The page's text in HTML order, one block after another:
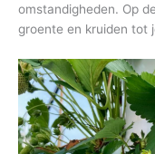
omstandigheden. Op
groente en kruiden tot